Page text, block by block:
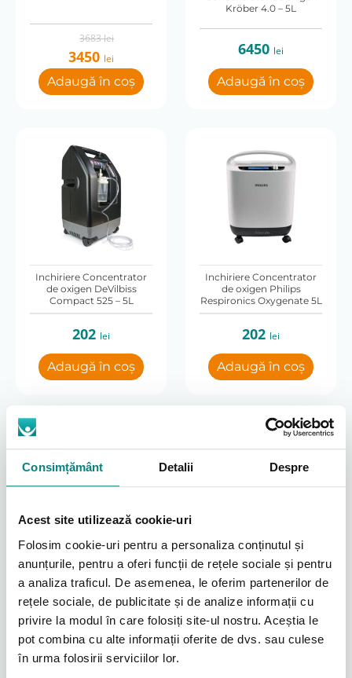
Consimțământ Detalii Despre
Acest site utilizează cookie-uri
Folosim cookie-uri pentru a personaliza conținutul și
anunțurile, pentru a oferi funcții de rețele sociale și pentru
a analiza traficul. De asemenea, le oferim partenerilor de
rețele sociale, de publicitate și de analize informații cu
privire la modul în care folosiți site-ul nostru. Aceștia le
pot combina cu alte informații oferite de dvs. sau culese
în urma folosirii serviciilor lor.
3683leiOriginal
was:
3683 lei.
3450 lei
Current
is:
3450 lei.
Adaugă în coș
Kröber 4.0 – 5L
6450 lei
Adaugă în coș
Inchiriere Concentrator
de oxigen DeVilbiss
Compact 525 – 5L
202 lei
Adaugă în coș
Inchiriere Concentrator
de oxigen Philips
Respironics Oxygenate 5L
202 lei
Adaugă în coș
Concentrator de Oxigen
EverFlo – Respironics
PHILIPS – 5L
4762 lei
Adaugă în coș